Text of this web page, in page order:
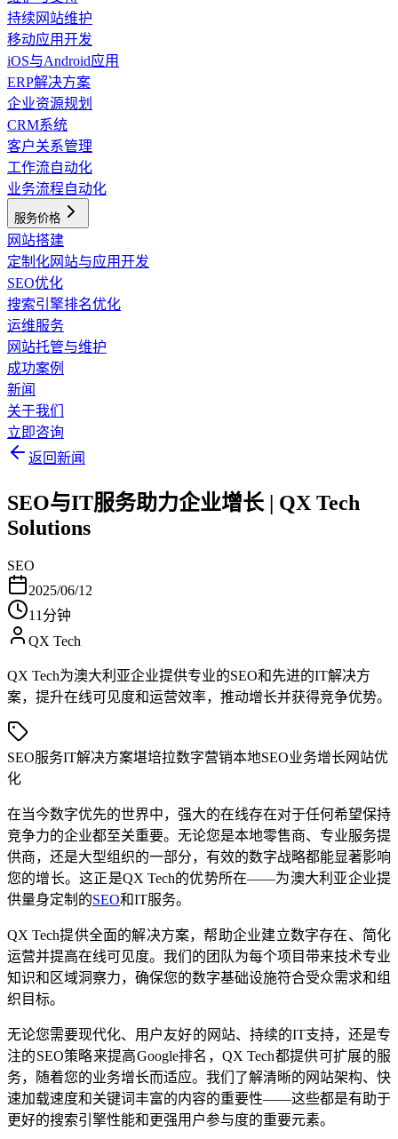
持续网站维护
移动应用开发
iOS与Android应用
ERP解决方案
企业资源规划
CRM系统
客户关系管理
工作流自动化
业务流程自动化
服务价格
网站搭建
定制化网站与应用开发
SEO优化
搜索引擎排名优化
运维服务
网站托管与维护
成功案例
新闻
关于我们
立即咨询
返回新闻
SEO与IT服务助力企业增长 | QX Tech
Solutions
SEO
2025/06/12
11分钟
QX Tech
QX Tech为澳大利亚企业提供专业的SEO和先进的IT解决方
案，提升在线可见度和运营效率，推动增长并获得竞争优势。
SEO服务IT解决方案堪培拉数字营销本地SEO业务增长网站优
化
在当今数字优先的世界中，强大的在线存在对于任何希望保持
竞争力的企业都至关重要。无论您是本地零售商、专业服务提
供商，还是大型组织的一部分，有效的数字战略都能显著影响
您的增长。这正是QX Tech的优势所在——为澳大利亚企业提
供量身定制的SEO和IT服务。
QX Tech提供全面的解决方案，帮助企业建立数字存在、简化
运营并提高在线可见度。我们的团队为每个项目带来技术专业
知识和区域洞察力，确保您的数字基础设施符合受众需求和组
织目标。
无论您需要现代化、用户友好的网站、持续的IT支持，还是专
注的SEO策略来提高Google排名，QX Tech都提供可扩展的服
务，随着您的业务增长而适应。我们了解清晰的网站架构、快
速加载速度和关键词丰富的内容的重要性——这些都是有助于
更好的搜索引擎性能和更强用户参与度的重要元素。